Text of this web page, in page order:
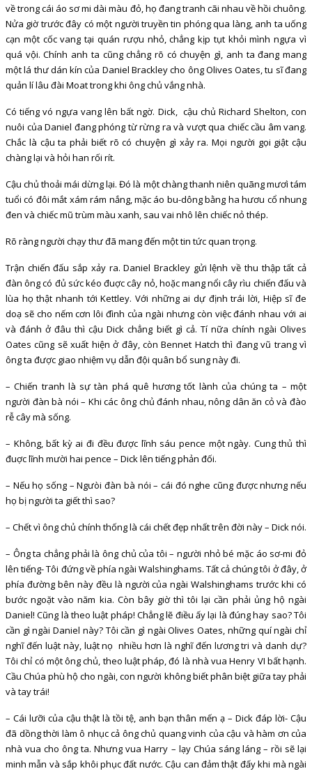
về trong cái áo sơ mi dài màu đỏ, họ đang tranh cãi nhau về hồi chuông.
Nửa giờ trước đây có một người truyền tin phóng qua làng, anh ta uống
cạn một cốc vang tại quán rượu nhỏ, chẳng kịp tụt khỏi mình ngựa vì
quá vội. Chính anh ta cũng chẳng rõ có chuyện gì, anh ta đang mang
một lá thư dán kín của Daniel Brackley cho ông Olives Oates, tu sĩ đang
quản lí lâu đài Moat trong khi ông chủ vắng nhà.
Có tiếng vó ngựa vang lên bất ngờ. Dick, cậu chủ Richard Shelton, con
nuôi của Daniel đang phóng từ rừng ra và vượt qua chiếc cầu âm vang.
Chắc là cậu ta phải biết rõ có chuyện gì xảy ra. Mọi người gọi giật cậu
chàng lại và hỏi han rối rít.
Cậu chủ thoải mái dừng lại. Đó là một chàng thanh niên quãng mươì tám
tuổi có đôi mắt xám rám nắng, mặc áo bu-dông bằng ha hươu cổ nhung
đen và chiếc mũ trùm màu xanh, sau vai nhô lên chiếc nỏ thép.
Rõ ràng người chạy thư đã mang đến một tin tức quan trọng.
Trận chiến đấu sắp xảy ra. Daniel Brackley gửi lệnh về thu thập tất cả
đàn ông có đủ sức kéo đuợc cây nỏ, hoặc mang nổi cây rìu chiến đấu và
lùa họ thật nhanh tới Kettley. Với những ai dự định trái lời, Hiệp sĩ đe
doạ sẽ cho nếm cơn lôi đình của ngài nhưng còn việc đánh nhau với ai
và đánh ở đâu thì cậu Dick chẳng biết gì cả. Tí nữa chính ngài Olives
Oates cũng sẽ xuất hiện ở đây, còn Bennet Hatch thì đang vũ trang vì
ông ta được giao nhiệm vụ dẫn đội quân bổ sung này đi.
– Chiến tranh là sự tàn phá quê hương tốt lành của chúng ta – một
người đàn bà nói – Khi các ông chủ đánh nhau, nông dân ăn cỏ và đào
rễ cây mà sống.
– Không, bất kỳ ai đi đều được lĩnh sáu pence một ngày. Cung thủ thì
đuợc lĩnh mười hai pence – Dick lên tiếng phản đối.
– Nếu họ sống – Ngưòi đàn bà nói – cái đó nghe cũng được nhưng nếu
họ bị người ta giết thì sao?
– Chết vì ông chủ chính thống là cái chết đẹp nhất trên đời này – Dick nói.
– Ông ta chẳng phải là ông chủ của tôi – người nhỏ bé mặc áo sơ-mi đỏ
lên tiếng- Tôi đứng về phía ngài Walshinghams. Tất cả chúng tôi ở đây, ở
phía đường bên này đều là người của ngài Walshinghams trước khi có
bước ngoặt vào năm kia. Còn bây giờ thì tôi lại cần phải ủng hộ ngài
Daniel! Cũng là theo luật pháp! Chẳng lẽ điều ấy lại là đúng hay sao? Tôi
cần gì ngài Daniel này? Tôi cần gì ngài Olives Oates, những quí ngài chỉ
nghĩ đến luật này, luật nọ nhiều hơn là nghĩ đến lương tri và danh dự?
Tôi chỉ có một ông chủ, theo luật pháp, đó là nhà vua Henry VI bất hạnh.
Cầu Chúa phù hộ cho ngài, con người không biết phân biệt giữa tay phải
và tay trái!
– Cái lưỡi của cậu thật là tồi tệ, anh bạn thân mến ạ – Dick đáp lời- Cậu
đã dồng thời làm ô nhục cả ông chủ quang vinh của cậu và hàm ơn của
nhà vua cho ông ta. Nhưng vua Harry – lạy Chúa sáng láng – rồi sẽ lại
minh mẫn và sắp khôi phục đất nước. Cậu can đảm thật đấy khi mà ngài